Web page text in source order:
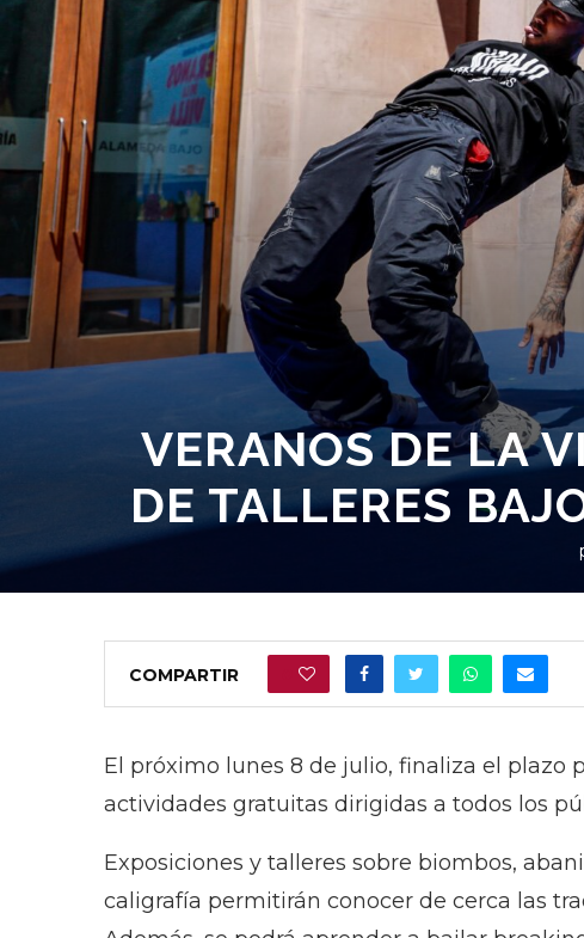
VERANOS DE LA
DE TALLERES
COMPARTIR
El próximo lunes 8 de julio, finaliza el plazo
actividades gratuitas dirigidas a todos los
Exposiciones y talleres sobre biombos,
caligrafía permitirán conocer de cerca las